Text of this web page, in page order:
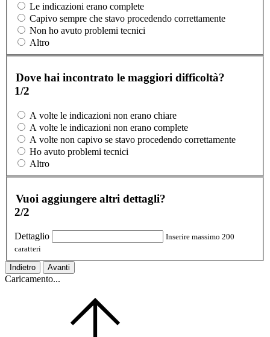
Le indicazioni erano complete
Capivo sempre che stavo procedendo correttamente
Non ho avuto problemi tecnici
Altro
Dove hai incontrato le maggiori difficoltà?
1/2
A volte le indicazioni non erano chiare
A volte le indicazioni non erano complete
A volte non capivo se stavo procedendo correttamente
Ho avuto problemi tecnici
Altro
Vuoi aggiungere altri dettagli?
2/2
Dettaglio
Inserire massimo 200
caratteri
Indietro Avanti
Caricamento...